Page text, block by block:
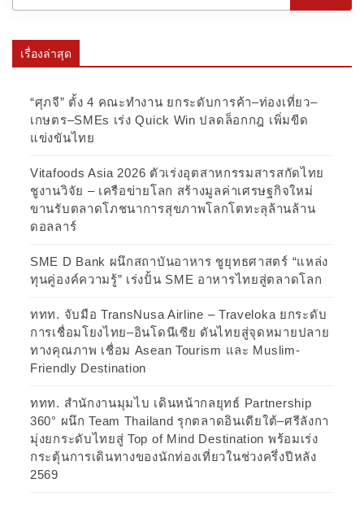
เรื่องล่าสุด
“ศุภจี” ตั้ง 4 คณะทำงาน ยกระดับการค้า–ท่องเที่ยว–
เกษตร–SMEs เร่ง Quick Win ปลดล็อกกฎ เพิ่มขีด
แข่งขันไทย
Vitafoods Asia 2026 ตัวเร่งอุตสาหกรรมสารสกัดไทย
ชูงานวิจัย – เครือข่ายโลก สร้างมูลค่าเศรษฐกิจใหม่
ขานรับตลาดโภชนาการสุขภาพโลกโตทะลุล้านล้าน
ดอลลาร์
SME D Bank ผนึกสถาบันอาหาร ชูยุทธศาสตร์ “แหล่ง
ทุนคู่องค์ความรู้” เร่งปั้น SME อาหารไทยสู่ตลาดโลก
ททท. จับมือ TransNusa Airline – Traveloka ยกระดับ
การเชื่อมโยงไทย–อินโดนีเซีย ดันไทยสู่จุดหมายปลาย
ทางคุณภาพ เชื่อม Asean Tourism และ Muslim-
Friendly Destination
ททท. สำนักงานมุมไบ เดินหน้ากลยุทธ์ Partnership
360° ผนึก Team Thailand รุกตลาดอินเดียใต้–ศรีลังกา
มุ่งยกระดับไทยสู่ Top of Mind Destination พร้อมเร่ง
กระตุ้นการเดินทางของนักท่องเที่ยวในช่วงครึ่งปีหลัง
2569